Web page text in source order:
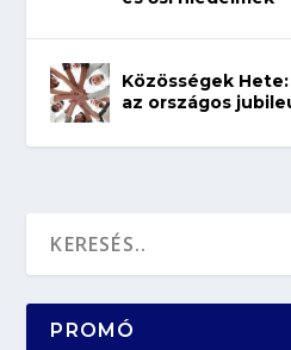
Közösségek
az országos
PROMÓ